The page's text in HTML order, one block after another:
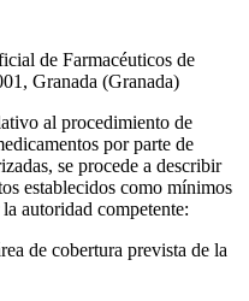
de Farmacéuticos de
Granada (Granada)
al procedimiento de
por parte de
se procede a describir
establecidos como mínimos
autoridad competente:
de cobertura prevista de la